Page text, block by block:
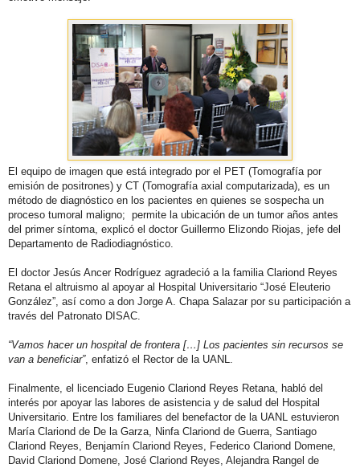
El equipo de imagen que está integrado por el PET (Tomografía por
emisión de positrones) y CT (Tomografía axial computarizada), es un
método de diagnóstico en los pacientes en quienes se sospecha un
proceso tumoral maligno; permite la ubicación de un tumor años antes
del primer síntoma, explicó el doctor Guillermo Elizondo Riojas, jefe del
Departamento de Radiodiagnóstico.
El doctor Jesús Ancer Rodríguez agradeció a la familia Clariond Reyes
Retana el altruismo al apoyar al Hospital Universitario “José Eleuterio
González”, así como a don Jorge A. Chapa Salazar por su participación a
través del Patronato DISAC.
“Vamos hacer un hospital de frontera […] Los pacientes sin recursos se
van a beneficiar”, enfatizó el Rector de la UANL.
Finalmente, el licenciado Eugenio Clariond Reyes Retana, habló del
interés por apoyar las labores de asistencia y de salud del Hospital
Universitario. Entre los familiares del benefactor de la UANL estuvieron
María Clariond de De la Garza, Ninfa Clariond de Guerra, Santiago
Clariond Reyes, Benjamín Clariond Reyes, Federico Clariond Domene,
David Clariond Domene, José Clariond Reyes, Alejandra Rangel de